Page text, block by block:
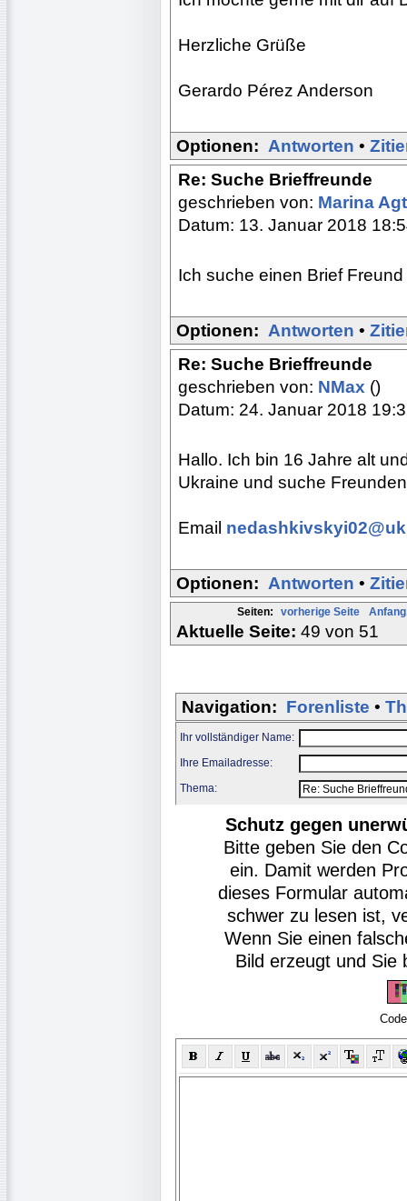
Herzliche Grüße
Gerardo Pérez Anderson
Optionen: Antworten •
Re: Suche Brieffreunde
geschrieben von: Marina
Datum: 13. Januar 2018
Ich suche einen Brief
Optionen: Antworten •
Re: Suche Brieffreunde
geschrieben von: NMax ()
Datum: 24. Januar 2018
Hallo. Ich bin 16 Jahre alt
Ukraine und suche
Email
Optionen: Antworten •
Seiten: vorherige Seite
Aktuelle Seite: 49 von 51
Navigation: Forenliste •
Ihr vollständiger Name:
Ihre Emailadresse:
Thema:
Schutz gegen
Bitte geben Sie den
ein. Damit werden
dieses Formular
schwer zu lesen ist,
Wenn Sie einen
Bild erzeugt und Sie